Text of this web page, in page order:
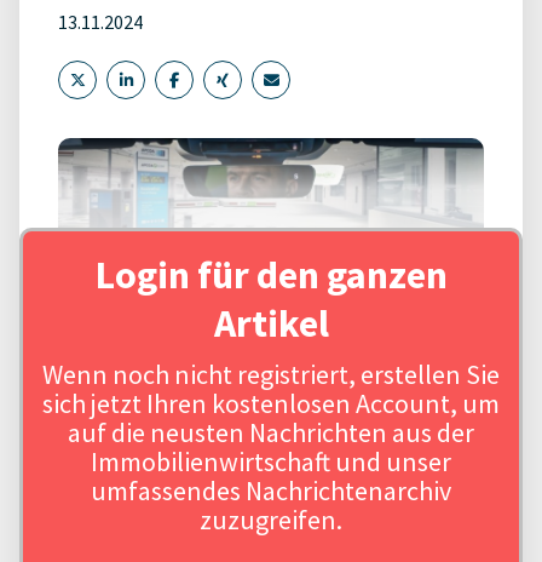
13.11.2024
Login für den ganzen
Artikel
Wenn noch nicht registriert, erstellen Sie
sich jetzt Ihren kostenlosen Account, um
auf die neusten Nachrichten aus der
Immobilienwirtschaft und unser
umfassendes Nachrichtenarchiv
zuzugreifen.